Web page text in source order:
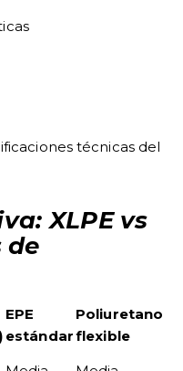
técnicas del
XLPE vs
de
EPE
estándar
Poliuretano
flexible